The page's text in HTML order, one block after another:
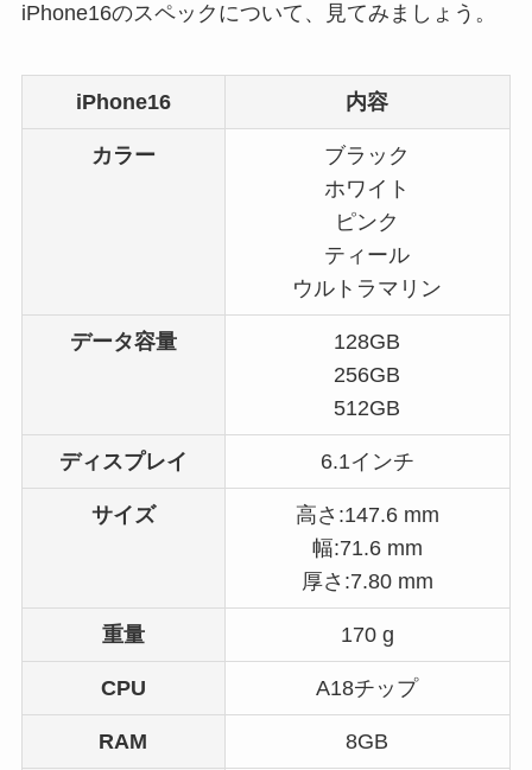
iPhone16のスペックについて、見てみましょう。
iPhone16 内容
カラー
ブラック
ホワイト
ピンク
ティール
ウルトラマリン
データ容量
128GB
256GB
512GB
ディスプレイ 6.1インチ
サイズ
高さ:147.6 mm
幅:71.6 mm
厚さ:7.80 mm
重量 170 g
CPU A18チップ
RAM 8GB